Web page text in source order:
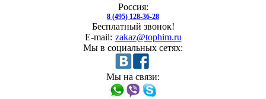
Россия:
8 (495) 128-36-28
Бесплатный звонок!
E-mail: zakaz@tophim.ru
Мы в социальных сетях:
Мы на связи: